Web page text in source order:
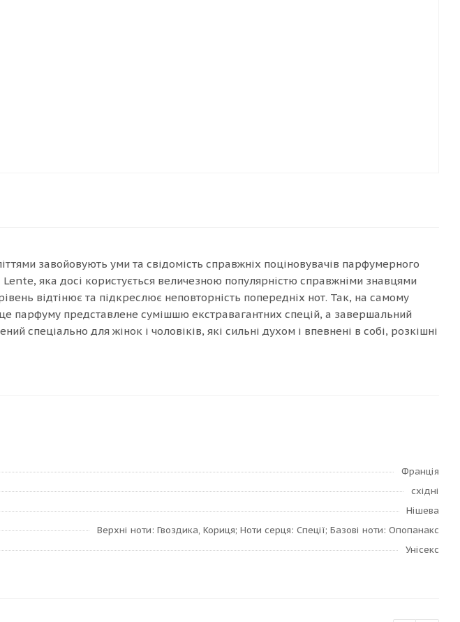
завойовують уми та свідомість справжніх поціновувачів парфумерного
яка досі користується величезною популярністю справжніми знавцями
відтінює та підкреслює неповторність попередніх нот. Так, на самому
парфуму представлене сумішшю екстравагантних спецій, а завершальний
спеціально для жінок і чоловіків, які сильні духом і впевнені в собі, розкішні
Франція
східні
Нішева
Верхні ноти: Гвоздика, Кориця; Ноти серця: Спеції; Базові ноти: Опопанакс
Унісекс